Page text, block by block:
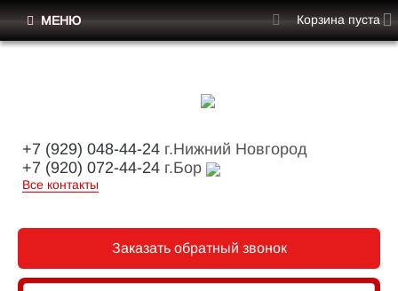
+7 (929) 048-44-24 г.Нижний Новгород
+7 (920) 072-44-24 г.Бор
Все контакты
Заказать обратный звонок
МЕНЮ Корзина пуста